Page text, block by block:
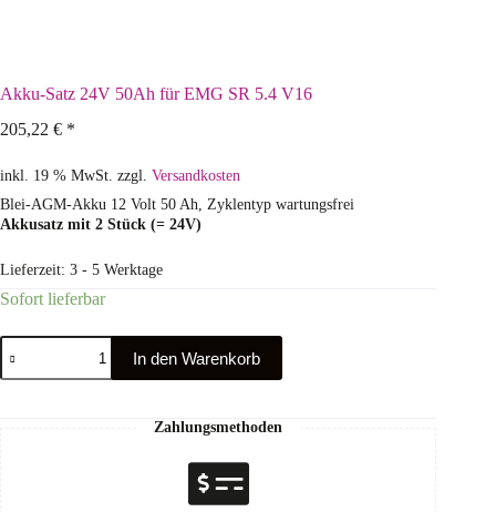
Akku-Satz 24V 50Ah für EMG SR 5.4 V16
205,22 € *
inkl. 19 % MwSt. zzgl. Versandkosten
Blei-AGM-Akku 12 Volt 50 Ah, Zyklentyp wartungsfrei
Akkusatz mit 2 Stück (= 24V)
Lieferzeit: 3 - 5 Werktage
Sofort lieferbar
In den Warenkorb
Zahlungsmethoden